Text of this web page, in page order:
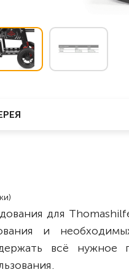
для
и
всё